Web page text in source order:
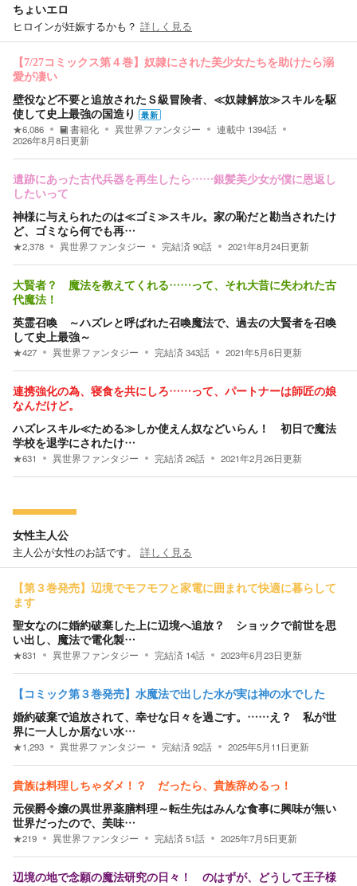
ちょいエロ
ヒロインが妊娠するかも？ 詳しく見る
【7/27コミックス第４巻】奴隷にされた美少女たちを助けたら溺
愛が凄い
壁役など不要と追放されたＳ級冒険者、≪奴隷解放≫スキルを駆
使して史上最強の国造り
最新
★6,086 書籍化 異世界ファンタジー 連載中 1394話
2026年8月8日更新
遺跡にあった古代兵器を再生したら……銀髪美少女が僕に恩返し
したいって
神様に与えられたのは≪ゴミ≫スキル。家の恥だと勘当されたけ
ど、ゴミなら何でも再…
★2,378 異世界ファンタジー 完結済90話 2021年8月24日更新
大賢者？ 魔法を教えてくれる……って、それ大昔に失われた古
代魔法！
英霊召喚 ～ハズレと呼ばれた召喚魔法で、過去の大賢者を召喚
して史上最強～
★427 異世界ファンタジー 完結済343話 2021年5月6日更新
連携強化の為、寝食を共にしろ……って、パートナーは師匠の娘
なんだけど。
ハズレスキル≪ためる≫しか使えん奴などいらん！ 初日で魔法
学校を退学にされたけ…
★631 異世界ファンタジー 完結済26話 2021年2月26日更新
女性主人公
主人公が女性のお話です。 詳しく見る
【第３巻発売】辺境でモフモフと家電に囲まれて快適に暮らして
ます
聖女なのに婚約破棄した上に辺境へ追放？ ショックで前世を思
い出し、魔法で電化製…
★831 異世界ファンタジー 完結済 14話 2023年6月23日更新
【コミック第３巻発売】水魔法で出した水が実は神の水でした
婚約破棄で追放されて、幸せな日々を過ごす。……え？ 私が世
界に一人しか居ない水…
★1,293 異世界ファンタジー 完結済92話 2025年5月11日更新
貴族は料理しちゃダメ！？ だったら、貴族辞めるっ！
元侯爵令嬢の異世界薬膳料理～転生先はみんな食事に興味が無い
世界だったので、美味…
★219 異世界ファンタジー 完結済51話 2025年7月5日更新
辺境の地で念願の魔法研究の日々！ のはずが、どうして王子様